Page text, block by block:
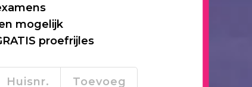
mogelijk
proefrijles